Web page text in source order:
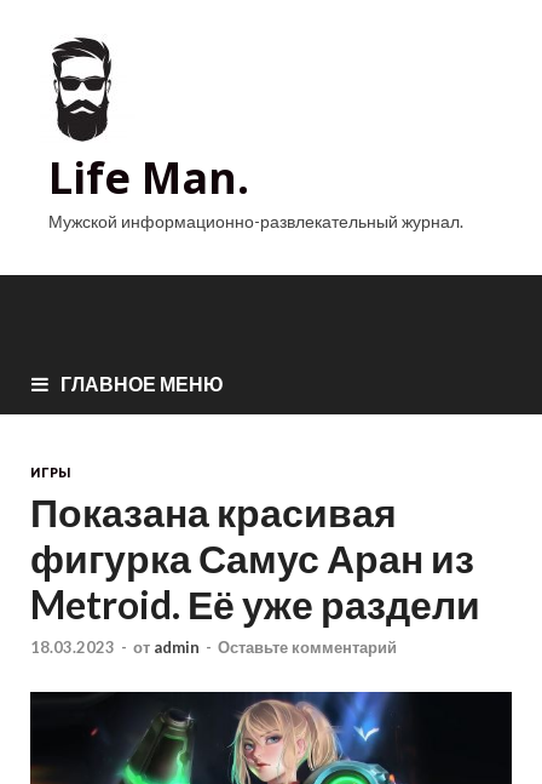
Life Man.
Мужской информационно-развлекательный журнал.
ГЛАВНОЕ МЕНЮ
ИГРЫ
Показана красивая
фигурка Самус Аран из
Metroid. Её уже раздели
18.03.2023 - от admin - Оставьте комментарий